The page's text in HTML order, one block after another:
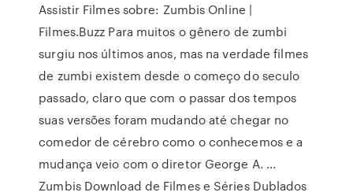
Assistir Filmes sobre: Zumbis Online |
Filmes.Buzz Para muitos o gênero de zumbi
surgiu nos últimos anos, mas na verdade filmes
de zumbi existem desde o começo do seculo
passado, claro que com o passar dos tempos
suas versões foram mudando até chegar no
comedor de cérebro como o conhecemos e a
mudança veio com o diretor George A. …
Zumbis Download de Filmes e Séries Dublados